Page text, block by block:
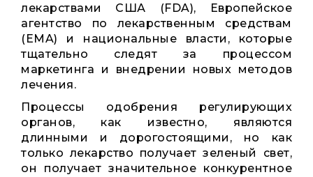
лекарствами США (FDA), Европейское
агентство по лекарственным средствам
(EMA) и национальные власти, которые
тщательно следят за процессом
маркетинга и внедрении новых методов
лечения.
Процессы одобрения регулирующих
органов, как известно, являются
длинными и дорогостоящими, но как
только лекарство получает зеленый свет,
он получает значительное конкурентное